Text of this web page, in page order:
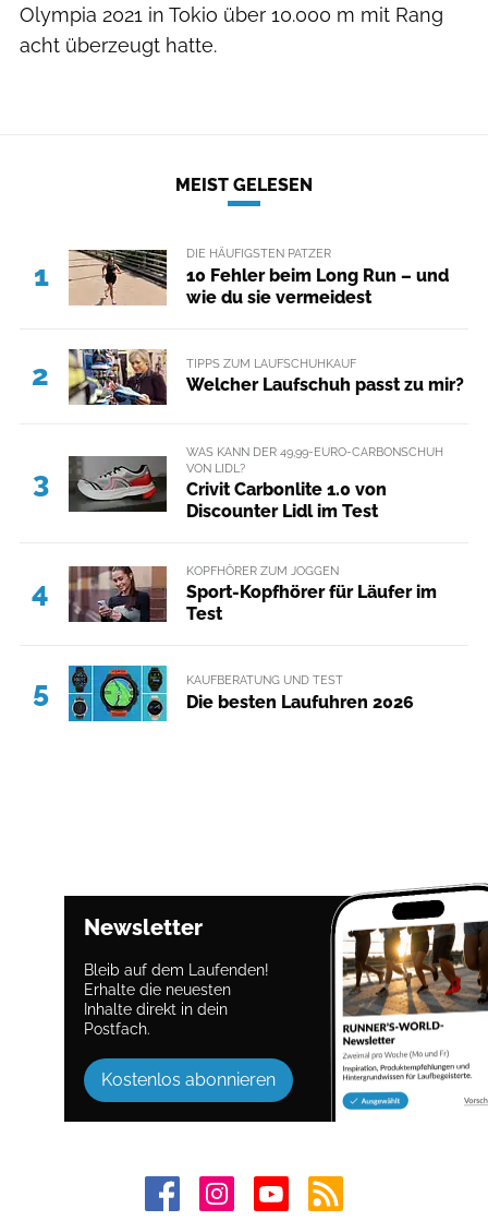
Olympia 2021 in Tokio über 10.000 m mit Rang
acht überzeugt hatte.
MEIST GELESEN
1
DIE HÄUFIGSTEN PATZER
10 Fehler beim Long Run – und
wie du sie vermeidest
2 TIPPS ZUM LAUFSCHUHKAUF
Welcher Laufschuh passt zu mir?
3
WAS KANN DER 49,99-EURO-CARBONSCHUH
VON LIDL?
Crivit Carbonlite 1.0 von
Discounter Lidl im Test
4
KOPFHÖRER ZUM JOGGEN
Sport-Kopfhörer für Läufer im
Test
5 KAUFBERATUNG UND TEST
Die besten Laufuhren 2026
Newsletter
Bleib auf dem Laufenden!
Erhalte die neuesten
Inhalte direkt in dein
Postfach.
Kostenlos abonnieren